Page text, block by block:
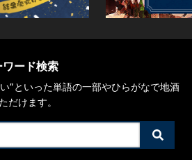
ード検索
”といった単語の一部やひらがなで地酒
だけます。
検
索